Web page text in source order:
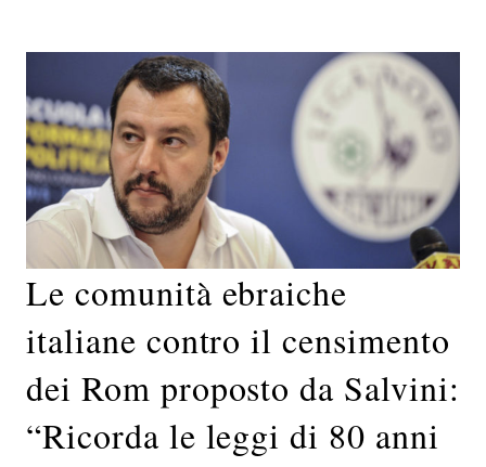
Le comunità ebraiche
italiane contro il censimento
dei Rom proposto da Salvini:
“Ricorda le leggi di 80 anni